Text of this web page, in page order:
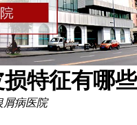
特征有哪些
屑病医院